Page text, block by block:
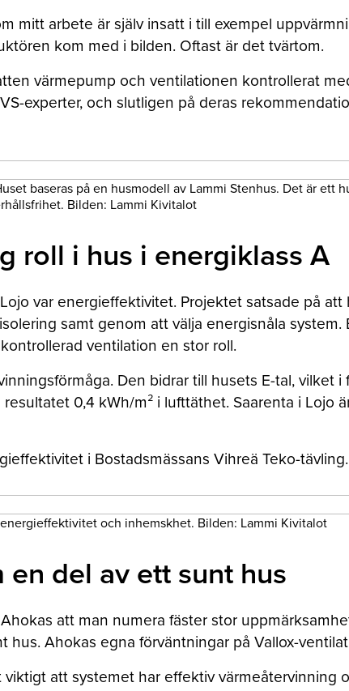
mitt arbete är själv insatt i till exempel
kom med i bilden. Oftast är det tvärtom.
värmepump och ventilationen kontrollerat
experter, och slutligen på deras
baseras på en husmodell av Lammi Stenhus. Det är ett
Bilden: Lammi Kivitalot
roll i hus i energiklass A
var energieffektivitet. Projektet satsade på att
samt genom att välja energisnåla system.
ventilation en stor roll.
Den bidrar till husets E-tal, vilket i
0,4 kWh/m² i lufttäthet. Saarenta i Lojo
i Bostadsmässans Vihreä Teko-tävling.
och inhemskhet. Bilden: Lammi Kivitalot
del av ett sunt hus
att man numera fäster stor
Ahokas egna förväntningar på Vallox-
att systemet har effektiv värmeåtervinning